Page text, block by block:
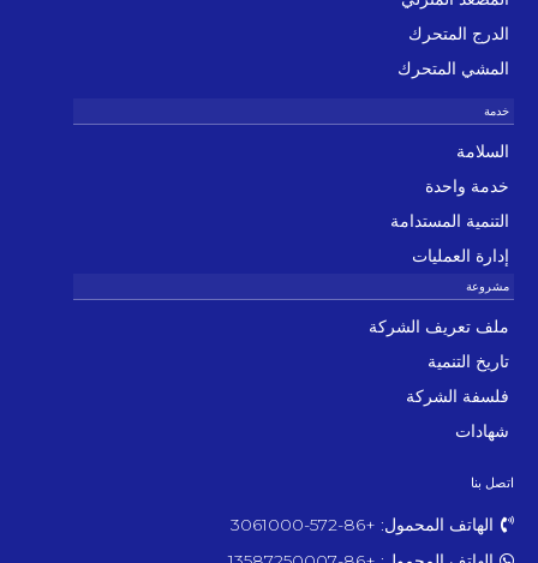
الدرج المتحرك
المشي المتحرك
السلامة
خدمة واحدة
التنمية المستدامة
إدارة العمليات
ملف تعريف الشركة
تاريخ التنمية
فلسفة الشركة
شهادات
اتصل بنا
الهاتف المحمول: +86-572-3061000